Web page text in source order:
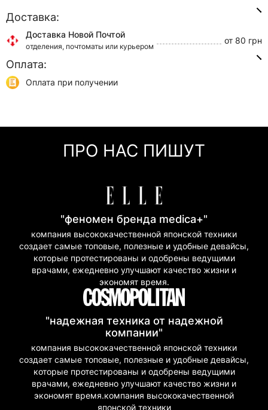
Доставка:
Доставка Новой Почтой
отделения, почтоматы или курьером
от 80 грн
Доставка Укр Почтой
Оплата:
Оплата при получении
Покупка частями (Моно Банк)
ПРО НАС ПИШУТ
"феномен бренда medica+"
компания высококачественной японской техники
создает самые топовые, полезные и удобные девайсы,
которые протестированы и одобрены ведущими
врачами, ежедневно улучшают качество жизни и
экономят время.
"надежная техника от надежной
компании"
компания высококачественной японской техники
создает самые топовые, полезные и удобные девайсы,
которые протестированы и одобрены ведущими
врачами, ежедневно улучшают качество жизни и
экономят время.компания высококачественной
японской техники